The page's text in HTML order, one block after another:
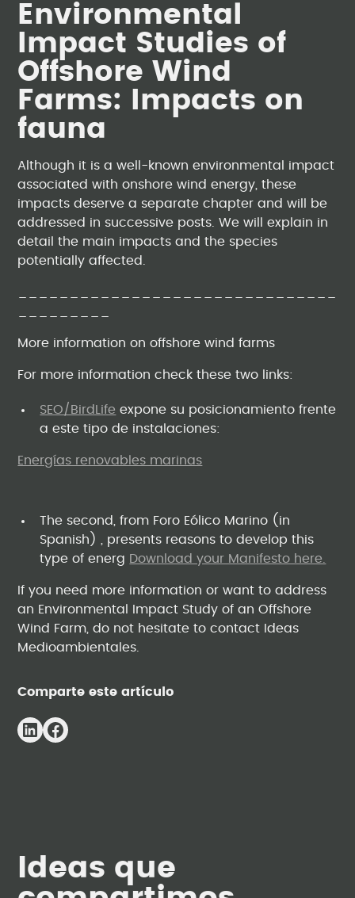
Comparte este artículo
Environmental
Impact Studies of
Offshore Wind
Farms: Impacts on
fauna
Although it is a well-known environmental impact
associated with onshore wind energy, these
impacts deserve a separate chapter and will be
addressed in successive posts. We will explain in
detail the main impacts and the species
potentially affected.
More information on offshore wind farms
For more information check these two links:
SEO/BirdLife expone su posicionamiento frente
a este tipo de instalaciones:
Energías renovables marinas
The second, from Foro Eólico Marino (in
Spanish) , presents reasons to develop this
type of energ Download your Manifesto here.
If you need more information or want to address
an Environmental Impact Study of an Offshore
Wind Farm, do not hesitate to contact Ideas
Medioambientales.
Ideas que